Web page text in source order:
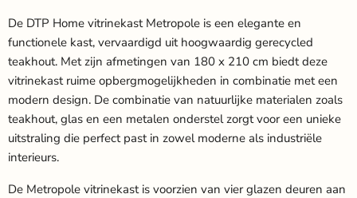
De DTP Home vitrinekast Metropole is een elegante en
functionele kast, vervaardigd uit hoogwaardig gerecycled
teakhout. Met zijn afmetingen van 180 x 210 cm biedt deze
vitrinekast ruime opbergmogelijkheden in combinatie met een
modern design. De combinatie van natuurlijke materialen zoals
teakhout, glas en een metalen onderstel zorgt voor een unieke
uitstraling die perfect past in zowel moderne als industriële
interieurs.
De Metropole vitrinekast is voorzien van vier glazen deuren aan